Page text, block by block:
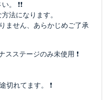
❗️❗️
法になります。
ません、あらかじめご了承
スステージのみ未使用 ❗️
切れてます。 ❗️